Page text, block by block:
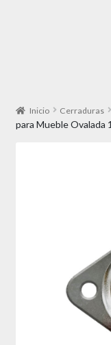
Inicio Cerraduras
para Mueble Ovalada